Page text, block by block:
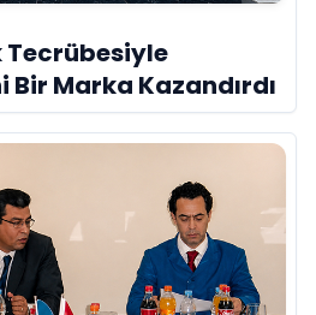
Tecrübesiyle
Bir Marka Kazandırdı